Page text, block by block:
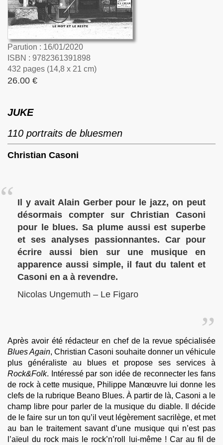
Parution : 16/01/2020
ISBN : 9782361391898
432 pages (14,8 x 21 cm)
26.00 €
JUKE
110 portraits de bluesmen
Christian Casoni
Il y avait Alain Gerber pour le jazz, on peut
désormais compter sur Christian Casoni
pour le blues. Sa plume aussi est superbe
et ses analyses passionnantes. Car pour
écrire aussi bien sur une musique en
apparence aussi simple, il faut du talent et
Casoni en a à revendre.
Nicolas Ungemuth – Le Figaro
Après avoir été rédacteur en chef de la revue spécialisée
Blues Again, Christian Casoni souhaite donner un véhicule
plus généraliste au blues et propose ses services à
Rock&Folk. Intéressé par son idée de reconnecter les fans
de rock à cette musique, Philippe Manœuvre lui donne les
clefs de la rubrique Beano Blues. À partir de là, Casoni a le
champ libre pour parler de la musique du diable. Il décide
de le faire sur un ton qu’il veut légèrement sacrilège, et met
au ban le traitement savant d’une musique qui n’est pas
l’aïeul du rock mais le rock’n’roll lui-même ! Car au fil de